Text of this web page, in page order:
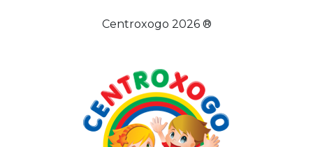
Centroxogo 2026 ®